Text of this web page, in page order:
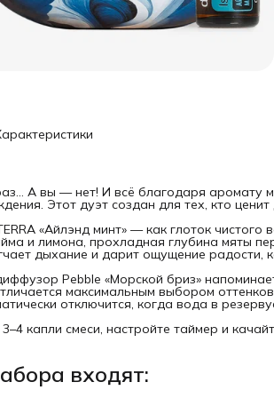
А вы — нет! И всё благодаря аромату
Этот дуэт создан для тех, кто ценит
«Айлэнд минт» — как глоток
и лимона, прохладная глубина мяты
дыхание и дарит ощущение радости,
Pebble «Морской бриз»
максимальным выбором
отключится, когда вода в
капли смеси, настройте таймер и
входят: